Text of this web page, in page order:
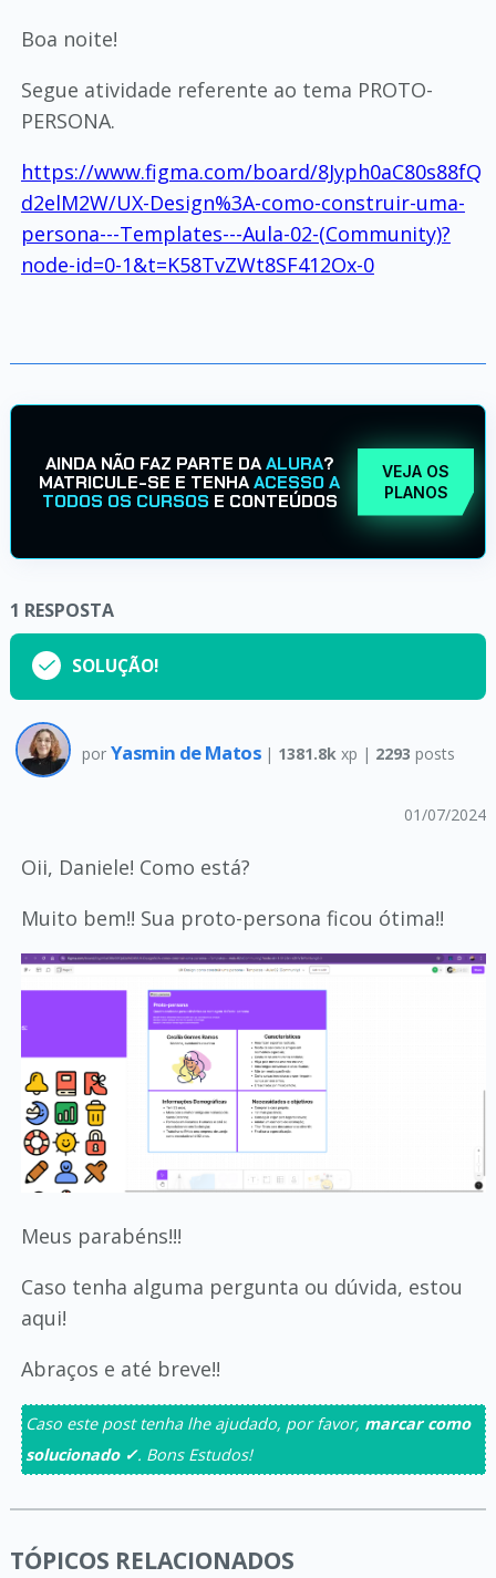
Boa noite!
Segue atividade referente ao tema PROTO-
PERSONA.
https://www.figma.com/board/8Jyph0aC80s88fQ
d2elM2W/UX-Design%3A-como-construir-uma-
persona---Templates---Aula-02-(Community)?
node-id=0-1&t=K58TvZWt8SF412Ox-0
AINDA NÃO FAZ PARTE DAALURA?
MATRICULE-SE E TENHAACESSO A
TODOS OS CURSOS E CONTEÚDOS
VEJA OS
PLANOS
1 RESPOSTA
SOLUÇÃO!
por Yasmin de Matos | 1381.8k xp | 2293 posts
01/07/2024
Oii, Daniele! Como está?
Muito bem!! Sua proto-persona ficou ótima!!
Meus parabéns!!!
Caso tenha alguma pergunta ou dúvida, estou
aqui!
Abraços e até breve!!
Caso este post tenha lhe ajudado, por favor, marcar como
solucionado ✓. Bons Estudos!
TÓPICOS RELACIONADOS